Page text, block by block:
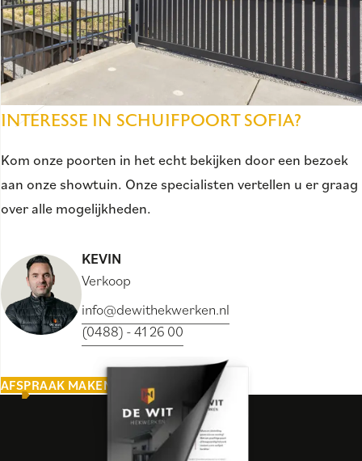
INTERESSE IN SCHUIFPOORT SOFIA?
Kom onze poorten in het echt bekijken door een bezoek
aan onze showtuin. Onze specialisten vertellen u er graag
over alle mogelijkheden.
KEVIN
Verkoop
info@dewithekwerken.nl
(0488) - 41 26 00
AFSPRAAK MAKEN